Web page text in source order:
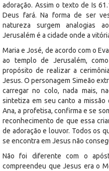
adoração. Assim o texto de Is
Deus fará. Na forma de ser
natureza surgem analogias
Jerusalém é a cidade onde a
Maria e José, de acordo com o
ao templo de Jerusalém,
propósito de realizar a
Jesus. O personagem Simeão
carregar no colo, nada mais,
sintetiza em seu canto a missão
Ana, a profetisa, confirma e se
reconhecimento de que essa
de adoração e louvor. Todos os
se encontra em Jesus não
Não foi diferente com o
compreendeu que Jesus era o